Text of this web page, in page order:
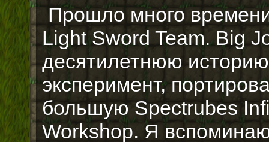
Прошло много
Light Sword Team. Big
десятилетнюю
эксперимент,
большую Spectrubes
Workshop. Я